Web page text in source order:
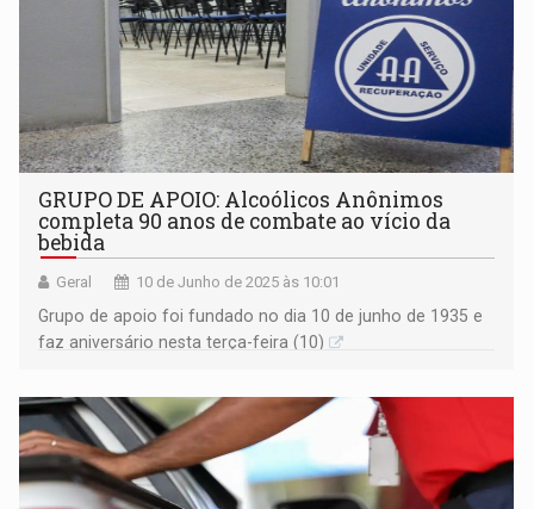
GRUPO DE APOIO: Alcoólicos Anônimos
completa 90 anos de combate ao vício da
bebida
Geral 10 de Junho de 2025 às 10:01
Grupo de apoio foi fundado no dia 10 de junho de 1935 e
faz aniversário nesta terça-feira (10)